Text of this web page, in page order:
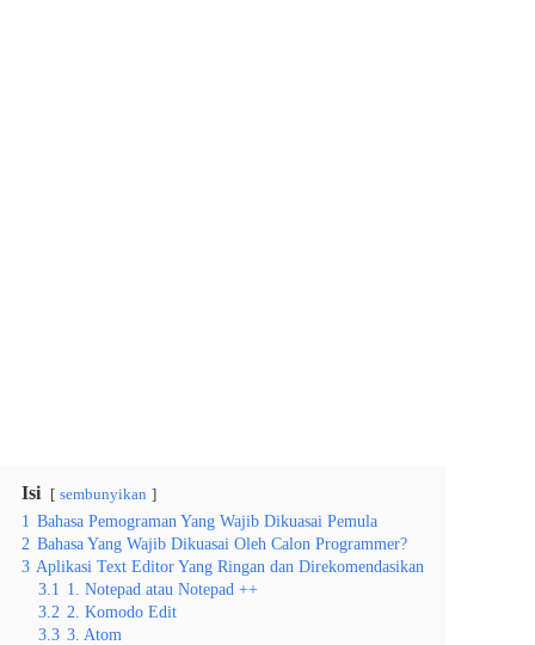
Isi sembunyikan
1 Bahasa Pemograman Yang Wajib Dikuasai Pemula
2 Bahasa Yang Wajib Dikuasai Oleh Calon Programmer?
3 Aplikasi Text Editor Yang Ringan dan Direkomendasikan
3.1 1. Notepad atau Notepad ++
3.2 2. Komodo Edit
3.3 3. Atom